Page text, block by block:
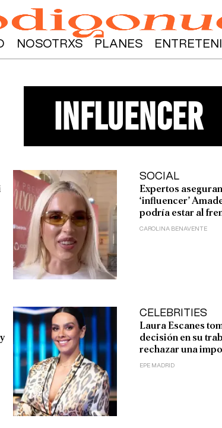
NOSOTRXS PLANES
influencer
SOCIAL
Expertos
‘influencer’
podría estar al
CAROLINA BENAVENTE
CELEBRITIES
Laura Escanes
decisión en su
rechazar una
EPE MADRID